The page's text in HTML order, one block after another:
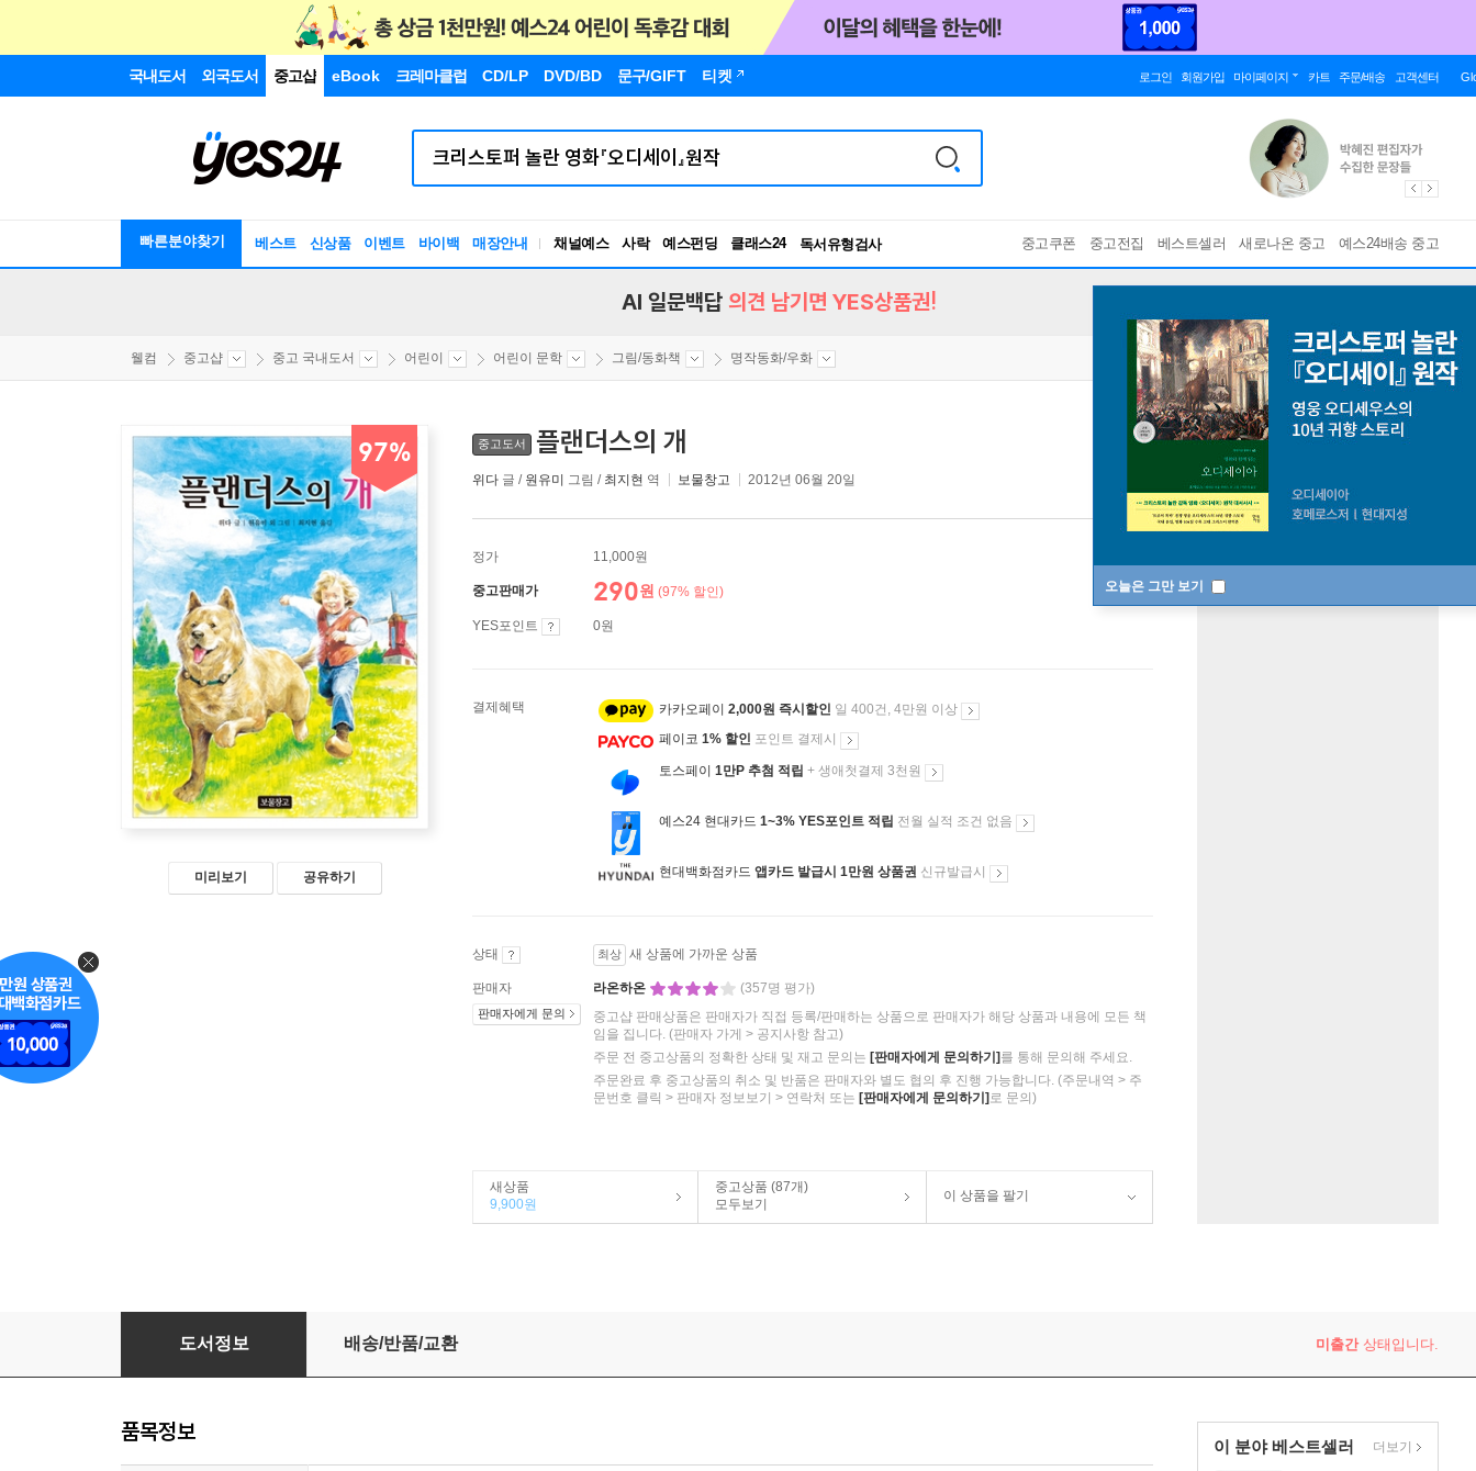
국내도서 외국도서 중고샵 eBook 크레마클럽 CD/LP DVD/BD 문구/GIFT 티켓 로그인 회원가입 마이페이지 카트 주문/배송 고객센터
빠른분야찾기 베스트 신상품 이벤트 바이백 매장안내 채널예스 사락 예스펀딩 클래스24
독서유형검사
RBTI Lab
중고쿠폰 중고전집 베스트셀러 새로나온 중고 예스24배송 중고
오늘은 그만 보기
AI 일문백답 의견 남기면 YES상품권!
웰컴 중고샵 중고 국내도서 어린이 어린이 문학 그림/동화책 명작동화/우화
97%
미리보기 공유하기
중고도서 플랜더스의 개
위다 글 / 원유미 그림 / 최지현 역 보물창고 2012년 06월 20일
정가 11,000원
중고판매가 290원 (97% 할인)
YES포인트 0원
결제혜택 카카오페이 2,000원 즉시할인 일 400건, 4만원 이상
페이코 1% 할인 포인트 결제시
토스페이 1만P 추첨 적립 + 생애첫결제 3천원
예스24 현대카드 1~3% YES포인트 적립 전월 실적 조건 없음
현대백화점카드 앱카드 발급시 1만원 상품권 신규발급시
상태 최상 새 상품에 가까운 상품
판매자
판매자에게 문의
라온하온
(357명 평가)
중고샵 판매상품은 판매자가 직접 등록/판매하는 상품으로 판매자가 해당 상품과 내용에 모든 책
임을 집니다. (판매자 가게 > 공지사항 참고)
주문 전 중고상품의 정확한 상태 및 재고 문의는 [판매자에게 문의하기] 를 통해 문의해 주세요.
주문완료 후 중고상품의 취소 및 반품은 판매자와 별도 협의 후 진행 가능합니다. (주문내역 > 주
문번호 클릭 > 판매자 정보보기 > 연락처 또는 [판매자에게 문의하기] 로 문의)
새상품
9,900원
중고상품 (87개)
모두보기
이 상품을 팔기
수량
플랜더스의 개
도서정보 배송/반품/교환 미출간상태입니다.
이 분야 베스트셀러 더보기
품목정보